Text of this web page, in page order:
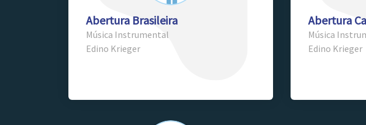
Abertura Brasileira
Música Instrumental
Edino Krieger
Abertura
Música
Edino Krieger